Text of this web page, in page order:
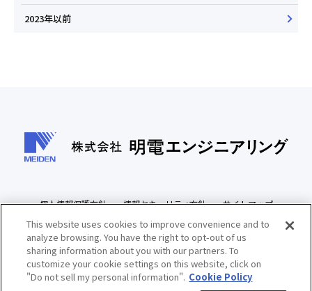
2023年以前
個人情報保護方針 情報セキュリティ方針 サイトマップ
サイトご利用条件 明電舎コーポレートサイト
This website uses cookies to improve convenience and to
analyze browsing. You have the right to opt-out of us
sharing information about you with our partners. To
customize your cookie settings on this website, click on
"Do not sell my personal information". Cookie Policy